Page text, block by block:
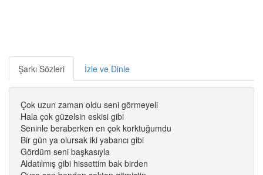
Şarkı Sözleri İzle ve Dinle
Çok uzun zaman oldu seni görmeyeli
Hala çok güzelsin eskisi gibi
Seninle beraberken en çok korktuğumdu
Bir gün ya olursak iki yabancı gibi
Gördüm seni başkasıyla
Aldatılmış gibi hissettim bak birden